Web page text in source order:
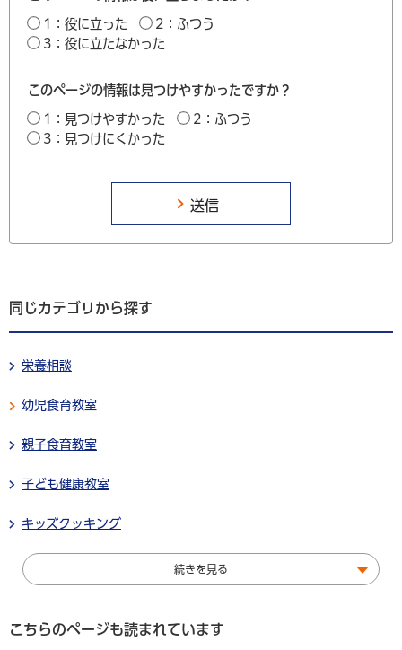
1：役に立った
2：ふつう
3：役に立たなかった
このページの情報は見つけやすかったですか？
1：見つけやすかった
2：ふつう
3：見つけにくかった
同じカテゴリから探す
栄養相談
幼児食育教室
親子食育教室
子ども健康教室
キッズクッキング
続きを見る
こちらのページも読まれています